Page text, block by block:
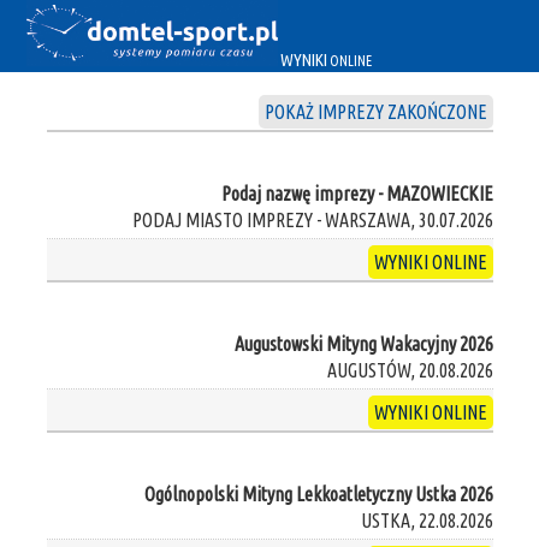
WYNIKI ONLINE
POKAŻ IMPREZY ZAKOŃCZONE
Podaj nazwę imprezy - MAZOWIECKIE
PODAJ MIASTO IMPREZY - WARSZAWA, 30.07.2026
WYNIKI ONLINE
Augustowski Mityng Wakacyjny 2026
AUGUSTÓW, 20.08.2026
WYNIKI ONLINE
Ogólnopolski Mityng Lekkoatletyczny Ustka 2026
USTKA, 22.08.2026